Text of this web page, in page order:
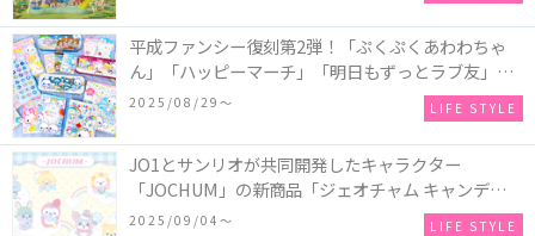
平成ファンシー復刻第2弾！「ぷくぷくあわわちゃ
ん」「ハッピーマーチ」「明日もずっとラブ友」な
どの「カンペンケース」や「遊べるメモ帳」が発売
2025/08/29〜 LIFE STYLE
JO1とサンリオが共同開発したキャラクター
「JOCHUM」の新商品「ジェオチャム キャンディデ
ザインシリーズ」が発売！一部店舗限定で特別装飾
2025/09/04〜 LIFE STYLE